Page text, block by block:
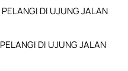
PELANGI DI UJUNG JALAN
PELANGI DI UJUNG JALAN